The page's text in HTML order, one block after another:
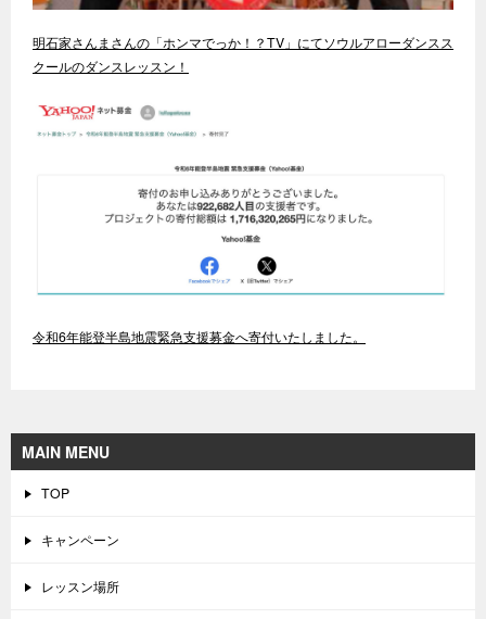
明石家さんまさんの「ホンマでっか！？TV」にてソウルアローダンスス
クールのダンスレッスン！
令和6年能登半島地震緊急支援募金へ寄付いたしました。
MAIN MENU
TOP
キャンペーン
レッスン場所